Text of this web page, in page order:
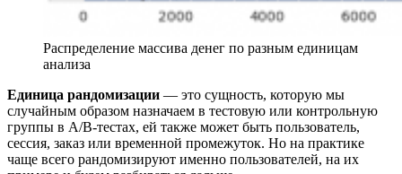
Распределение массива денег по разным единицам
анализа
Единица рандомизации — это сущность, которую мы
случайным образом назначаем в тестовую или контрольную
группы в А/B-тестах, ей также может быть пользователь,
сессия, заказ или временной промежуток. Но на практике
чаще всего рандомизируют именно пользователей, на их